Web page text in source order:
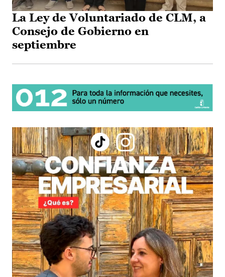
La Ley de Voluntariado de CLM, a
Consejo de Gobierno en
septiembre